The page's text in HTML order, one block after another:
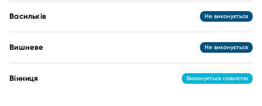
Васильків Не виконується
Вишневе Не виконується
Вінниця Виконується повністю